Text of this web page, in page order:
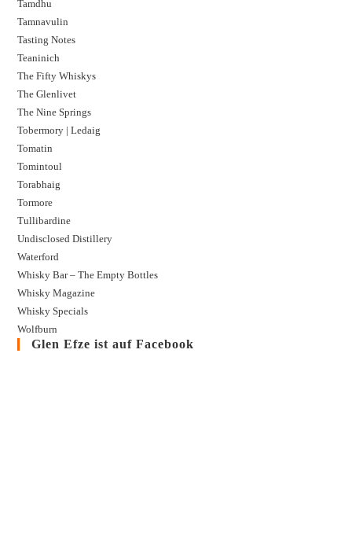
Tamdhu
Tamnavulin
Tasting Notes
Teaninich
The Fifty Whiskys
The Glenlivet
The Nine Springs
Tobermory | Ledaig
Tomatin
Tomintoul
Torabhaig
Tormore
Tullibardine
Undisclosed Distillery
Waterford
Whisky Bar – The Empty Bottles
Whisky Magazine
Whisky Specials
Wolfburn
Glen Efze ist auf Facebook